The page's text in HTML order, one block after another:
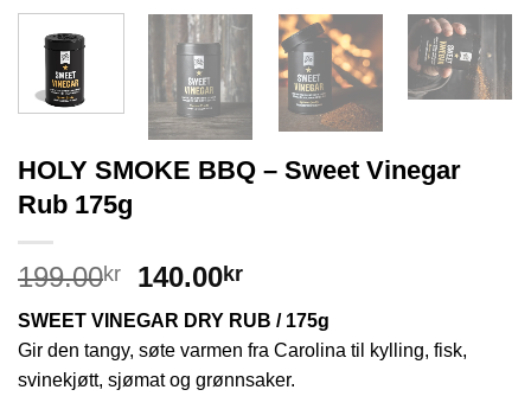
HOLY SMOKE BBQ – Sweet Vinegar
Rub 175g
199.00kr 140.00kr
SWEET VINEGAR DRY RUB / 175g
Gir den tangy, søte varmen fra Carolina til kylling, fisk,
svinekjøtt, sjømat og grønnsaker.